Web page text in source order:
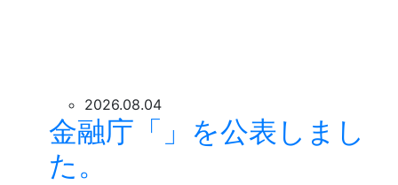
2026.08.04
金融庁「」を公表しまし
た。